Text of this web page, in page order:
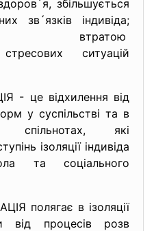
збільшується
зв´язків індивіда;
втратою
ситуацій
- це відхилення від
у суспільстві та в
спільнотах, які
ізоляції індивіда
та соціального
полягає в ізоляції
від процесів розв